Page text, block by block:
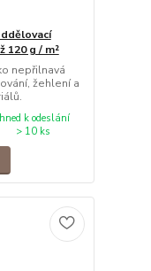
120 g / m²
nepřilnavá
žehlení a
k odeslání
> 10 ks